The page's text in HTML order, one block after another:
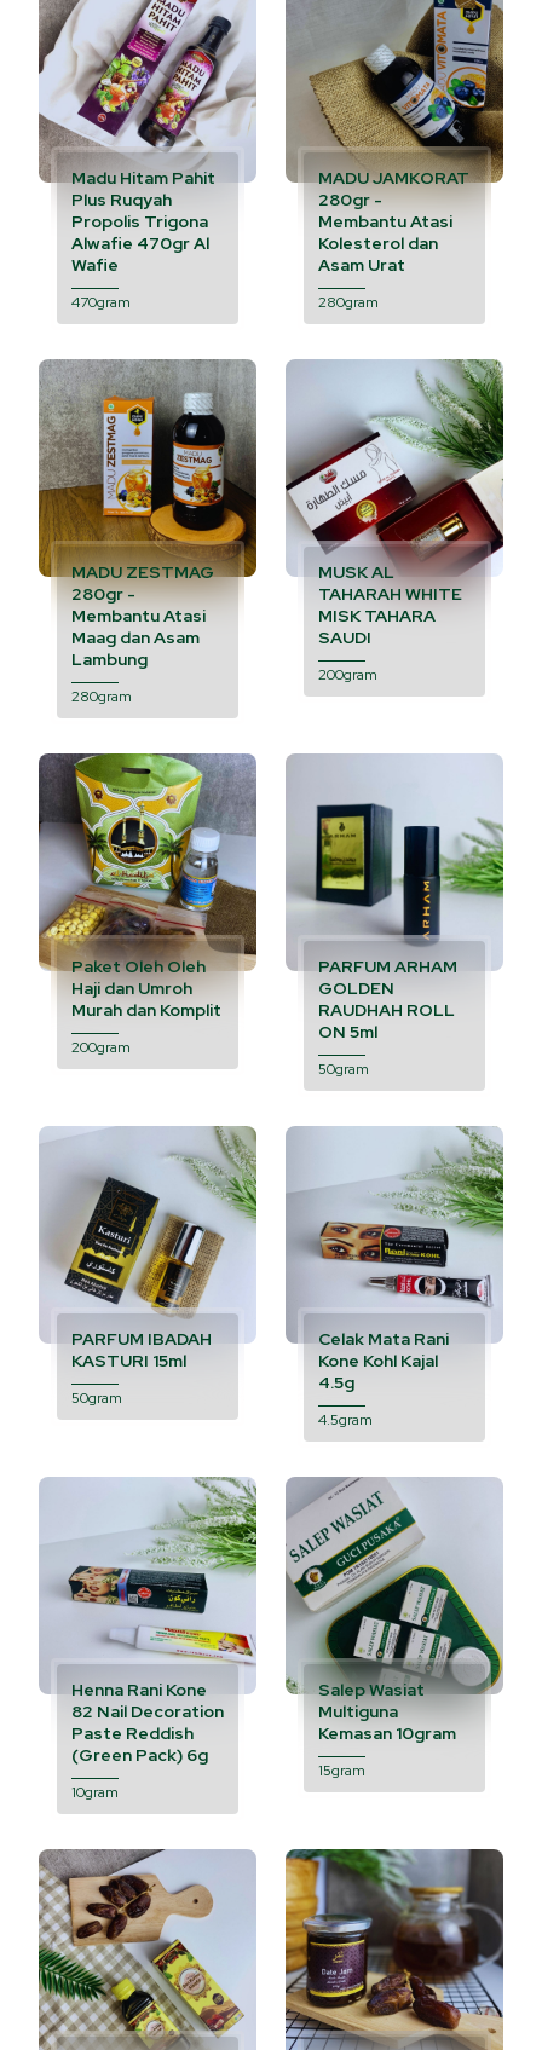
Madu Hitam Pahit
Plus Ruqyah
Propolis Trigona
Alwafie 470gr Al
Wafie
470gram
MADU JAMKORAT
280gr -
Membantu Atasi
Kolesterol dan
Asam Urat
280gram
MADU ZESTMAG
280gr -
Membantu Atasi
Maag dan Asam
Lambung
280gram
MUSK AL
TAHARAH WHITE
MISK TAHARA
SAUDI
200gram
Paket Oleh Oleh
Haji dan Umroh
Murah dan Komplit
200gram
PARFUM ARHAM
GOLDEN
RAUDHAH ROLL
ON 5ml
50gram
PARFUM IBADAH
KASTURI 15ml
50gram
Celak Mata Rani
Kone Kohl Kajal
4.5g
4.5gram
Henna Rani Kone
82 Nail Decoration
Paste Reddish
(Green Pack) 6g
10gram
Salep Wasiat
Multiguna
Kemasan 10gram
15gram